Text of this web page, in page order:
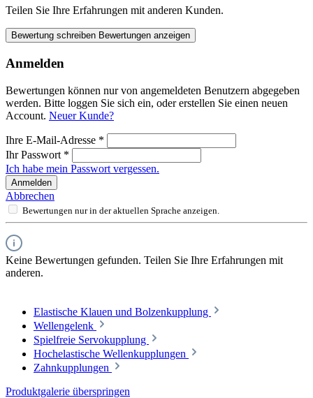
Teilen Sie Ihre Erfahrungen mit anderen Kunden.
Bewertung schreiben Bewertungen anzeigen
Anmelden
Bewertungen können nur von angemeldeten Benutzern abgegeben
werden. Bitte loggen Sie sich ein, oder erstellen Sie einen neuen
Account. Neuer Kunde?
Ihre E-Mail-Adresse *
Ihr Passwort *
Ich habe mein Passwort vergessen.
Anmelden
Abbrechen
Bewertungen nur in der aktuellen Sprache anzeigen.
Keine Bewertungen gefunden. Teilen Sie Ihre Erfahrungen mit
anderen.
Elastische Klauen und Bolzenkupplung
Wellengelenk
Spielfreie Servokupplung
Hochelastische Wellenkupplungen
Zahnkupplungen
Produktgalerie überspringen